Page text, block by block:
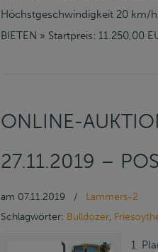
Höchstgeschwindigkeit 20 km/
BIETEN » Startpreis: 11.250,00
ONLINE-
27.11.2019 –
am 07.11.2019 /
Lammers-2
Schlagwörter: Bulldozer,
1